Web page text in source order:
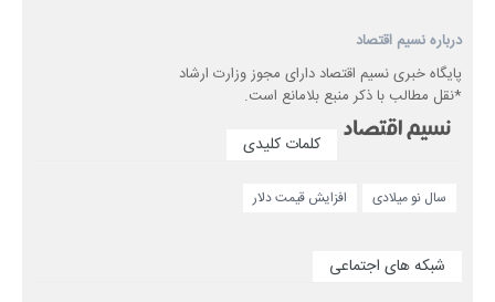
درباره نسیم اقتصاد
پایگاه خبری نسیم اقتصاد دارای مجوز وزارت ارشاد
*نقل مطالب با ذکر منبع بلامانع است.
کلمات کلیدی
سال نو میلادی افزایش قیمت دلار
شبکه های اجتماعی